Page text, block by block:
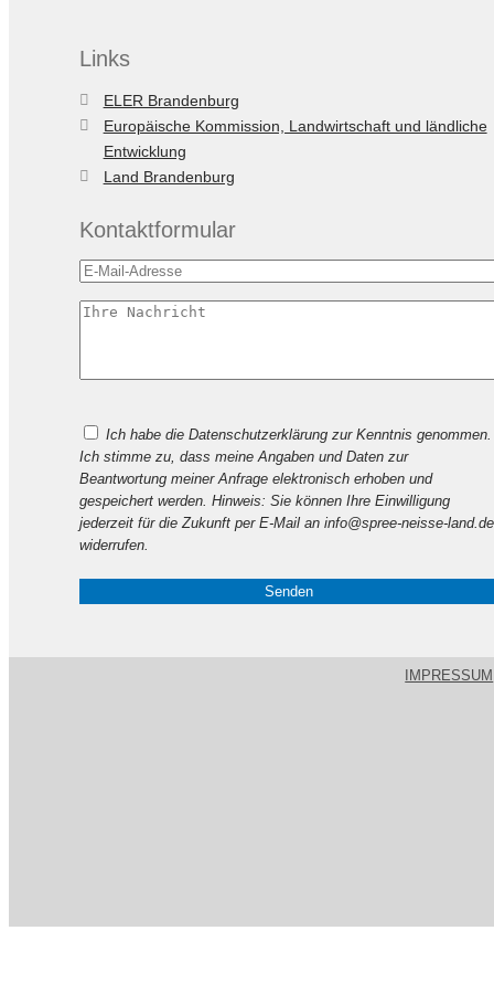
Links
ELER Brandenburg
Europäische Kommission, Landwirtschaft und ländliche
Entwicklung
Land Brandenburg
Kontaktformular
lasse
dieses
leer.
Ich habe die Datenschutzerklärung zur Kenntnis genommen.
Ich stimme zu, dass meine Angaben und Daten zur
Beantwortung meiner Anfrage elektronisch erhoben und
gespeichert werden. Hinweis: Sie können Ihre Einwilligung
jederzeit für die Zukunft per E-Mail an info@spree-neisse-land.de
widerrufen.
IMPRESSUM